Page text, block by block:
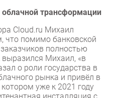
облачной трансформации
Cloud.ru Михаил
что помимо банковской
полностью
выразился Михаил, «в
о роли государства в
рынка и привёл в
котором уже к 2021 году
инсталляция с